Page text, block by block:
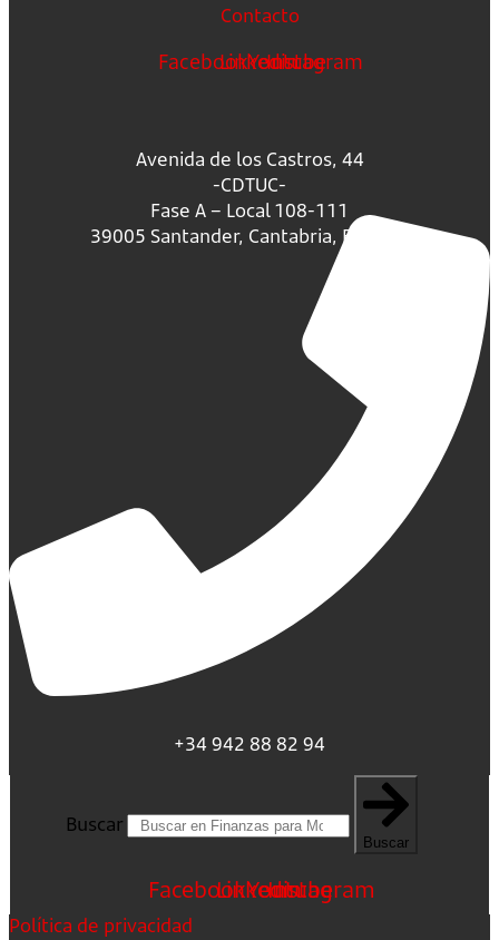
Contacto
FacebookLinkedin
Youtube
Instagram
Avenida de los Castros, 44
-CDTUC-
Fase A – Local 108-111
39005 Santander, Cantabria, España.
+34 942 88 82 94
Buscar
Buscar
FacebookLinkedin
Youtube
Instagram
Política de privacidad